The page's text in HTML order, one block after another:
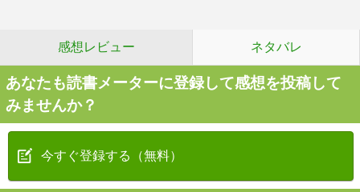
感想レビュー ネタバレ
あなたも読書メーターに登録して感想を投稿して
みませんか？
今すぐ登録する（無料）